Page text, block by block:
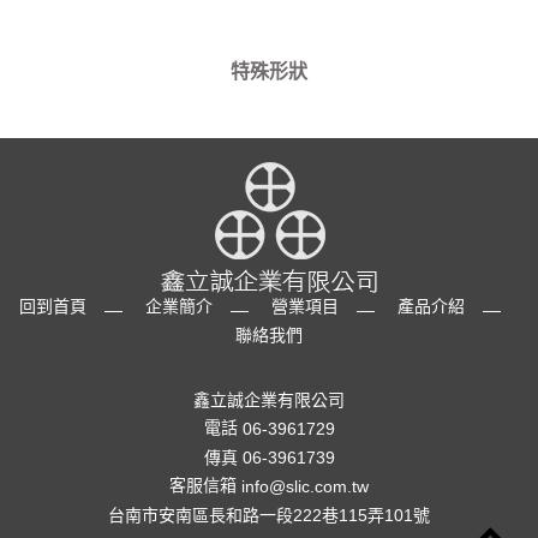
特殊形狀
回到首頁 企業簡介 營業項目
產品介紹
聯絡我們
鑫立誠企業有限公司
電話 06-3961729
傳真 06-3961739
客服信箱 info@slic.com.tw
台南市安南區長和路一段222巷115弄101號